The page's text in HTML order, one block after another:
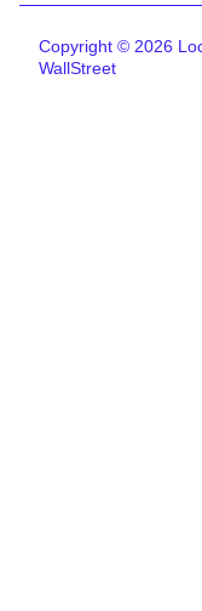
Copyright © 2026
WallStreet